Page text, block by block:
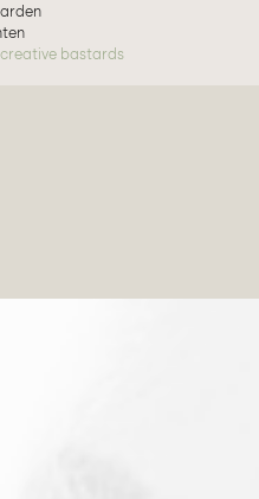
creative bastards